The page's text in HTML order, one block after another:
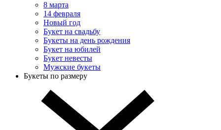
8 марта
14 февраля
Новый год
Букет на свадьбу
Букеты на день рождения
Букет на юбилей
Букет невесты
Мужские букеты
Букеты по размеру